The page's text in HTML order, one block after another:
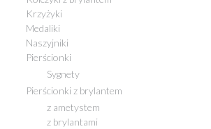
Krzyżyki
Medaliki
Naszyjniki
Pierścionki
Sygnety
Pierścionki z brylantem
z ametystem
z brylantami